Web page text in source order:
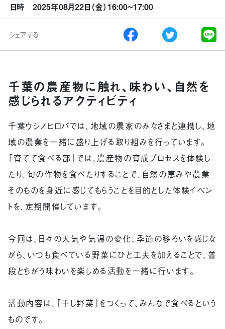
日時 2025年08月22日（金）16:00~17:00
シェアする
千葉の農産物に触れ、味わい、自然を
感じられるアクティビティ
千葉ウシノヒロバでは、地域の農家のみなさまと連携し、地
域の農業を一緒に盛り上げる取り組みを行っています。
「育てて食べる部」では、農産物の育成プロセスを体験し
たり、旬の作物を食べたりすることで、自然の恵みや農業
そのものを身近に感じてもらうことを目的とした体験イベン
トを、定期開催しています。
今回は、日々の天気や気温の変化、季節の移ろいを感じな
がら、いつも食べている野菜にひと工夫を加えることで、普
段とちがう味わいを楽しめる活動を一緒に行います。
活動内容は、「干し野菜」をつくって、みんなで食べるという
ものです。